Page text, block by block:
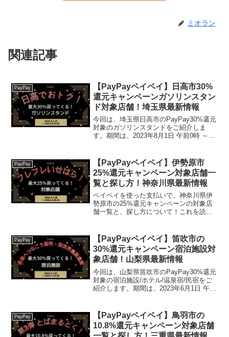
ミオラン
関連記事
PayPay
【PayPayペイペイ】日高市30%
還元キャンペーンガソリンスタン
ド対象店舗！埼玉県最新情報
今回は、埼玉県日高市のPayPay30%還元
対象のガソリンスタンドをご紹介しま
す。期間は、2023年8月1日 午前0時 ～
2023.8.31か...
PayPay
【PayPayペイペイ】伊勢原市
25%還元キャンペーン対象店舗一
覧と探し方！神奈川県最新情報
ペイペイを使った支払いで、神奈川県伊
勢原市の25%還元キャンペーンの対象店
舗一覧と、探し方について！これを読め
25％戻ってくるキャンペーン第4弾!」
の、対象店舗と...
PayPay
【PayPayペイペイ】笛吹市の
30%還元キャンペーン宿泊施設対
象店舗！山梨県最新情報
今回は、山梨県笛吹市のPayPay30%還元
対象の宿泊施設/ホテル/温泉宿/民宿をご
紹介します。期間は、2023年6月1日 午前
24000軒の宿をネットで...
PayPay
【PayPayペイペイ】鳥羽市の
10.8%還元キャンペーン対象店舗